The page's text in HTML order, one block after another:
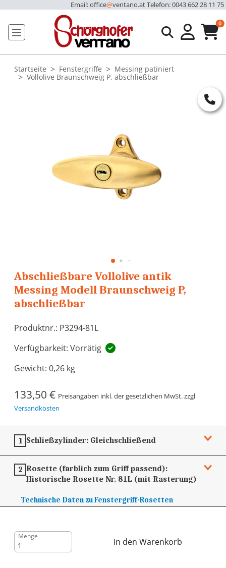
Email: office@ventano.atTelefon: 0043 662 28 11 75
0
Startseite Fenstergriffe
Messing patiniert
Vollolive Braunschweig P, abschließbar
Abschließbare Vollolive antik
Messing Modell Braunschweig P,
abschließbar
Produktnr.: P3294-81L
Verfügbarkeit: Vorrätig
Gewicht: 0,26 kg
133,50 € Preisangaben inkl. der gesetzlichen MwSt. zzgl
Versandkosten
1 Schließzylinder: Gleichschließend
2 Rosette (farblich zum Griff passend):
Historische Rosette Nr. 81L (mit Rasterung)
Technische Daten zu Fenstergriff-Rosetten
Menge
In den Warenkorb